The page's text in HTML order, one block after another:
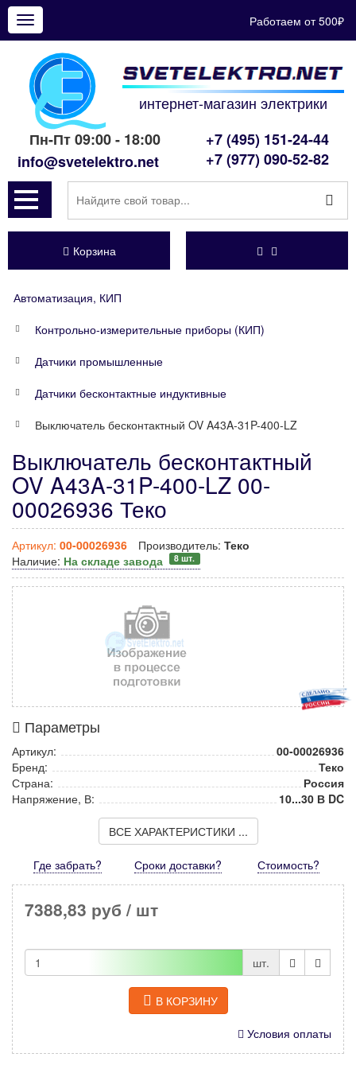
Показать
меню
Работаем от 500₽
интернет-магазин электрики
Пн-Пт 09:00 - 18:00
info@svetelektro.net
+7 (495) 151-24-44
+7 (977) 090-52-82
Корзина
Автоматизация, КИП
Контрольно-измерительные приборы (КИП)
Датчики промышленные
Датчики бесконтактные индуктивные
Выключатель бесконтактный OV A43A-31P-400-LZ
Выключатель бесконтактный
OV A43A-31P-400-LZ 00-
00026936 Теко
Артикул: 00-00026936 Производитель: Теко
Наличие: На складе завода 8 шт.
Параметры
Артикул:
00-00026936
Бренд:
Теко
Страна:
Россия
Напряжение, В:
10...30 В DC
ВСЕ ХАРАКТЕРИСТИКИ ...
Где забрать? Сроки доставки? Стоимость?
7388,83 руб / шт
шт.
В КОРЗИНУ
Условия оплаты